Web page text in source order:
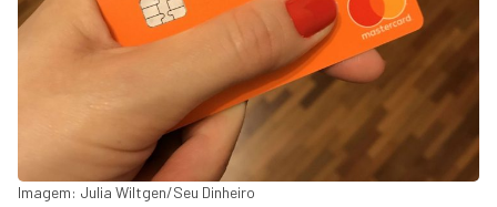
Imagem: Julia Wiltgen/Seu Dinheiro